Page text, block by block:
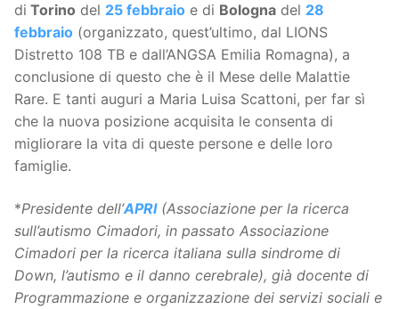
di Torino del 25 febbraio e di Bologna del 28
febbraio (organizzato, quest’ultimo, dal LIONS
Distretto 108 TB e dall’ANGSA Emilia Romagna), a
conclusione di questo che è il Mese delle Malattie
Rare. E tanti auguri a Maria Luisa Scattoni, per far sì
che la nuova posizione acquisita le consenta di
migliorare la vita di queste persone e delle loro
famiglie.
*Presidente dell’APRI (Associazione per la ricerca
sull’autismo Cimadori, in passato Associazione
Cimadori per la ricerca italiana sulla sindrome di
Down, l’autismo e il danno cerebrale), già docente di
Programmazione e organizzazione dei servizi sociali e